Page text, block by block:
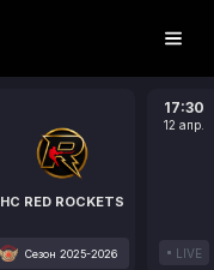
HC RED ROCKETS
Сезон 2025-2026
17:30
12 апр.
LIVE